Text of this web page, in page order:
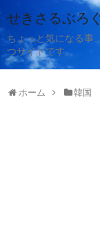
せきさるぶろ
ちょっと気になる事
つサイトです。
ホーム 韓国